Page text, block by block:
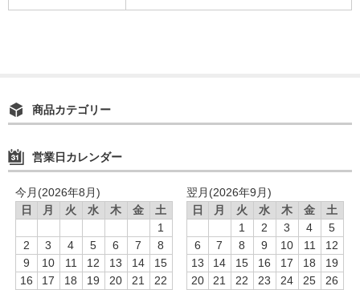
商品カテゴリー
営業日カレンダー
今月(2026年8月)
日
月 火 水 木 金
土
1
2
3 4 5 6 7
8
9
10 11 12 13 14
15
16
17 18 19 20 21
22
翌月(2026年9月)
日
月 火 水 木 金
土
1
2 3 4
5
6
7 8 9 10 11
12
13
14 15 16 17 18
19
20
21 22 23 24 25
26